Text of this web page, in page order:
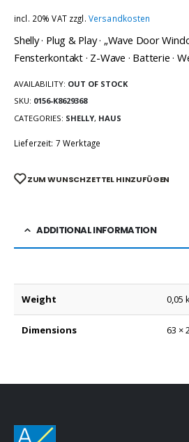
incl. 20% VAT zzgl. Versandkosten
Shelly · Plug & Play · „Wave Door
Fensterkontakt · Z-Wave · Batterie ·
AVAILABILITY: OUT OF STOCK
SKU: 0156-K8629368
CATEGORIES: SHELLY, HAUS
Lieferzeit: 7 Werktage
ZUM WUNSCHZETTEL HINZUFÜGEN
ADDITIONAL INFORMATION
Weight 0,05
Dimensions 63 ×